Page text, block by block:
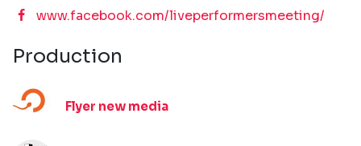
www.facebook.com/liveperformersmeeting/
Production
Flyer new media